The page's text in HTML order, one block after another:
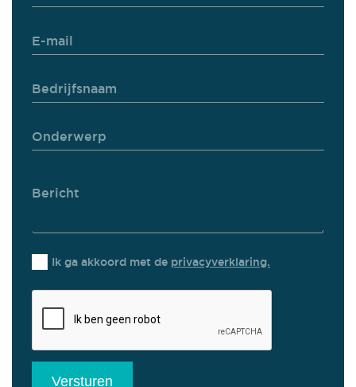
Ik ga akkoord met de privacyverklaring.
Versturen